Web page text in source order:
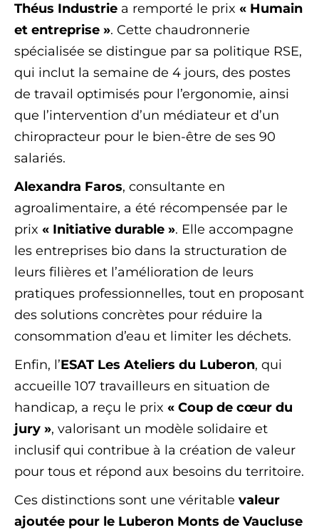
Théus Industrie a remporté le prix « Humain
et entreprise ». Cette chaudronnerie
spécialisée se distingue par sa politique RSE,
qui inclut la semaine de 4 jours, des postes
de travail optimisés pour l’ergonomie, ainsi
que l’intervention d’un médiateur et d’un
chiropracteur pour le bien-être de ses 90
salariés.
Alexandra Faros, consultante en
agroalimentaire, a été récompensée par le
prix « Initiative durable ». Elle accompagne
les entreprises bio dans la structuration de
leurs filières et l’amélioration de leurs
pratiques professionnelles, tout en proposant
des solutions concrètes pour réduire la
consommation d’eau et limiter les déchets.
Enfin, l’ESAT Les Ateliers du Luberon, qui
accueille 107 travailleurs en situation de
handicap, a reçu le prix « Coup de cœur du
jury », valorisant un modèle solidaire et
inclusif qui contribue à la création de valeur
pour tous et répond aux besoins du territoire.
Ces distinctions sont une véritable valeur
ajoutée pour le Luberon Monts de Vaucluse